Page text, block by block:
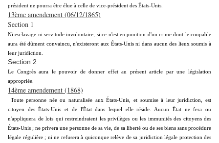
président ne pourra être élue à celle de vice-président des États-Unis.
13ème amendement (06/12/1865)
Section 1
Ni esclavage ni servitude involontaire, si ce n'est en punition d'un crime dont le coupable
aura été dûment convaincu, n'existeront aux États-Unis ni dans aucun des lieux soumis à
leur juridiction.
Section 2
Le Congrès aura le pouvoir de donner effet au présent article par une législation
appropriée.
14ème amendement (1868)
Toute personne née ou naturalisée aux États-Unis, et soumise à leur juridiction, est
citoyen des États-Unis et de l'État dans lequel elle réside. Aucun État ne fera ou
n'appliquera de lois qui restreindraient les privilèges ou les immunités des citoyens des
États-Unis ; ne privera une personne de sa vie, de sa liberté ou de ses biens sans procédure
légale régulière ; ni ne refusera à quiconque relève de sa juridiction légale protection des